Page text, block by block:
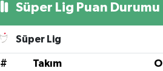
Süper Lig Puan Durumu
Süper Lig
# Takım O